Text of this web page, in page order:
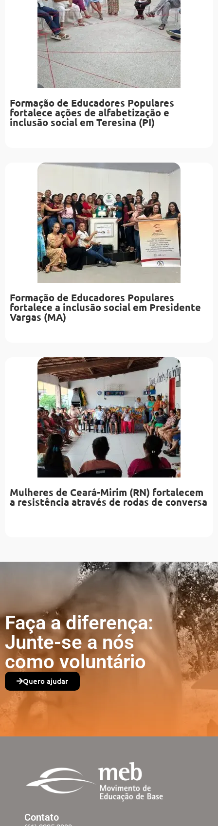
Formação de Educadores Populares
fortalece ações de alfabetização e
inclusão social em Teresina (PI)
Formação de Educadores Populares
fortalece a inclusão social em Presidente
Vargas (MA)
Mulheres de Ceará-Mirim (RN) fortalecem
a resistência através de rodas de conversa
Faça a diferença:
Junte-se a nós
como voluntário
Quero ajudar
Contato